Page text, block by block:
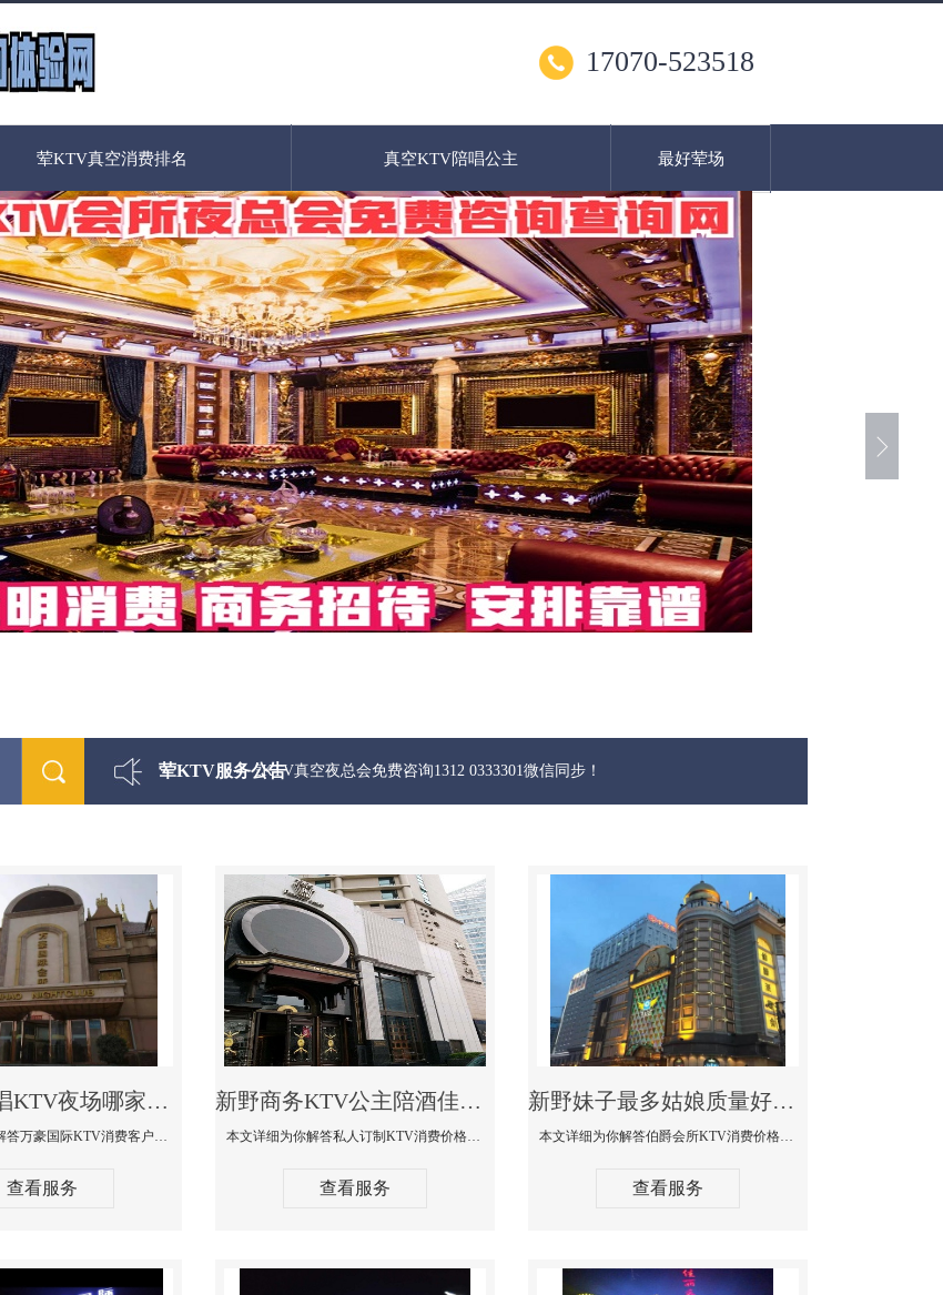
17070-523518
荤KTV真空消费排名 真空KTV陪唱公主 最好荤场
荤KTV服务公告
最新荤KTV真空夜总会免费咨询1312 0333301微信同步！
新野摸摸唱KTV夜场哪家好玩开放-万豪国际KTV消费客户点评
本文详细为你解答万豪国际KTV消费客户点评，更多关于摸摸唱KTV夜场哪家好玩开放咨询1312 0333301微信同步！
查看服务
新野商务KTV公主陪酒佳丽漂亮哪家多-私人订制KTV消费价格口碑点评
本文详细为你解答私人订制KTV消费价格口碑点评，更多关于商务KTV公主陪酒佳丽漂亮哪家多免费咨询1312 0333301微信同步！
查看服务
新野妹子最多姑娘质量好的真空夜总会KTV-伯爵会所KTV消费点评
本文详细为你解答伯爵会所KTV消费价格点评，更多关于妹子最多姑娘质量好的真空夜总会KTV免费咨询1312 0333301微信同步！
查看服务